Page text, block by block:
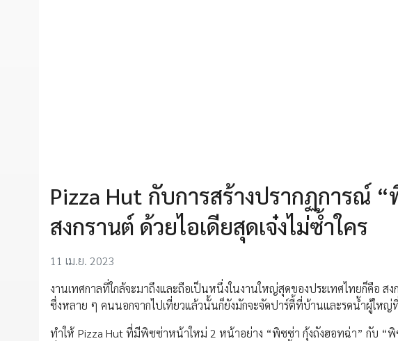
Pizza Hut กับการสร้างปรากฏการณ์
สงกรานต์ ด้วยไอเดียสุดเจ๋งไม่ซ้ำใคร
11 เม.ย. 2023
งานเทศกาลที่ใกล้จะมาถึงและถือเป็นหนึ่งในงานใหญ่สุดของประเทศไทยก็คือ สง
ซึ่งหลาย ๆ คนนอกจากไปเที่ยวแล้วนั้นก็ยังมักจะจัดปาร์ตี้ที่บ้านและรดน้ำผู้ใหญ่
ทำให้ Pizza Hut ที่มีพิซซ่าหน้าใหม่ 2 หน้าอย่าง “พิซซ่า กุ้งถังฮอทฉ่า” กับ “พิ